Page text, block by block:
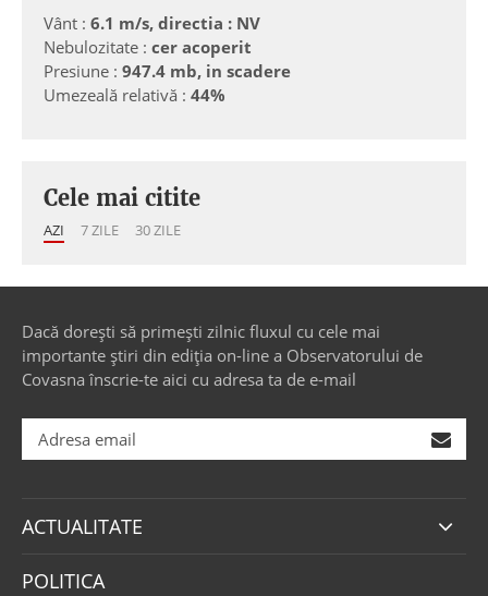
Vânt : 6.1 m/s, directia : NV
Nebulozitate : cer acoperit
Presiune : 947.4 mb, in scadere
Umezeală relativă : 44%
Cele mai citite
AZI 7 ZILE 30 ZILE
Dacă dorești să primești zilnic fluxul cu cele mai
importante știri din ediția on-line a Observatorului de
Covasna înscrie-te aici cu adresa ta de e-mail
ACTUALITATE
POLITICA